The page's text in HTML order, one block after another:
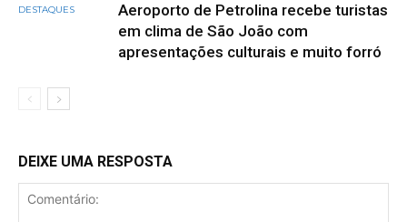
DESTAQUES
Aeroporto de Petrolina recebe turistas
em clima de São João com
apresentações culturais e muito forró
DEIXE UMA RESPOSTA